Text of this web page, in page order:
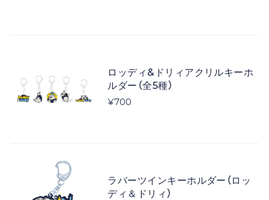
ロッディ&ドリィアクリルキーホ
ルダー（全5種）
¥700
ラバーツインキーホルダー（ロッ
ディ＆ドリィ）